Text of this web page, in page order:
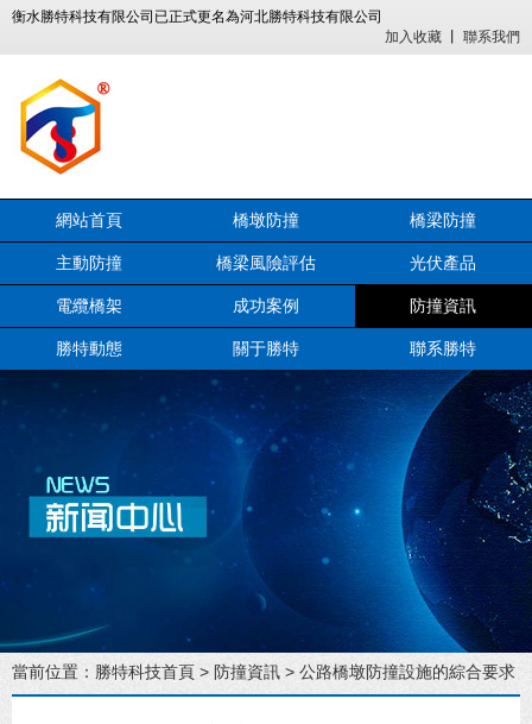
衡水勝特科技有限公司已正式更名為河北勝特科技有限公司
加入收藏
聯系我們
網站首頁 橋墩防撞 橋梁防撞
主動防撞 橋梁風險評估 光伏產品
電纜橋架 成功案例 防撞資訊
勝特動態 關于勝特 聯系勝特
當前位置： 勝特科技首頁 > 防撞資訊 > 公路橋墩防撞設施的綜合要求